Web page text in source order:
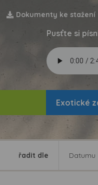
Dokumenty ke stažení
Pusťte si
Exotické
řadit dle Datumu